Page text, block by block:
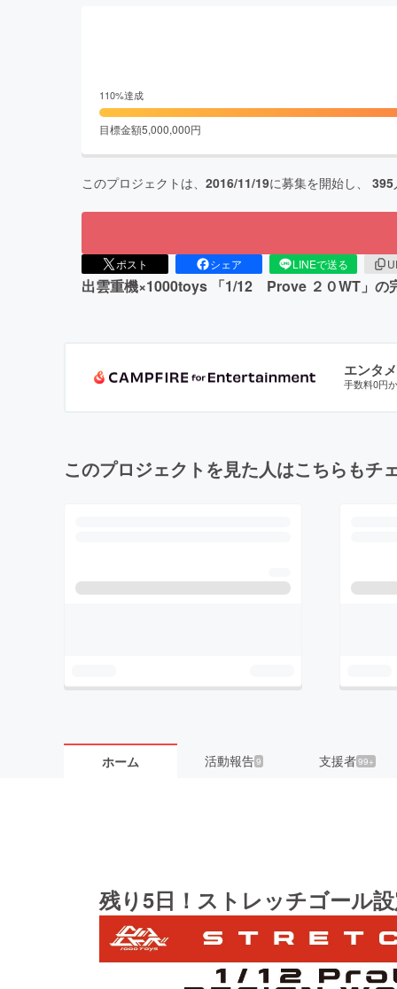
110%達成
目標金額5,000,000円
このプロジェクトは、 2016/11/19に募集を開始し、 395
ポスト シェア LINEで送る
出雲重機×1000toys 「1/12 Prove ２０WT」の
エンタ
手数料0円
このプロジェクトを見た人はこちらもチ
ホーム 活動報告9 支援者99+
残り5日！ストレッチゴール